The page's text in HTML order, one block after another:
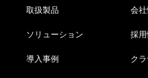
取扱製品
ソリューション
導入事例
会
採
ク